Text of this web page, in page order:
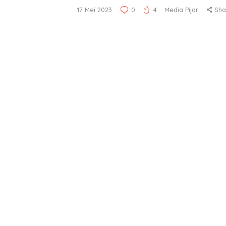
17 Mei 2023 0 4 Media Pijar